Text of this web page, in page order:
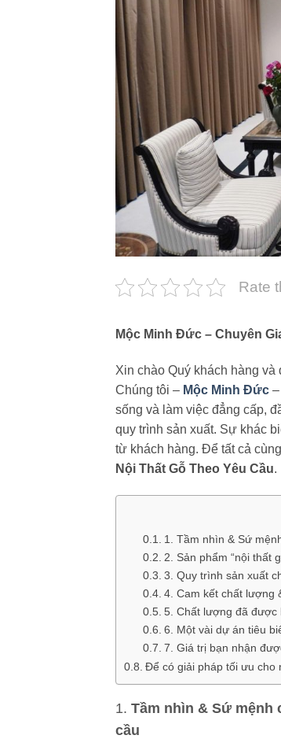
Rate
Mộc Minh Đức – Chuyên
Xin chào Quý khách hàng và
Chúng tôi – Mộc Minh Đức
sống và làm việc đẳng cấp,
quy trình sản xuất. Sự khác
từ khách hàng. Để tất cả
Nội Thất Gỗ Theo Yêu Cầu.
1. Tầm nhìn & Sứ
2. Sản phẩm “nội thất
3. Quy trình sản xuất
4. Cam kết chất lượng
5. Chất lượng đã được
6. Một vài dự án tiêu
7. Giá trị bạn nhận
Để có giải pháp tối ưu cho
1. Tầm nhìn & Sứ mệnh
cầu